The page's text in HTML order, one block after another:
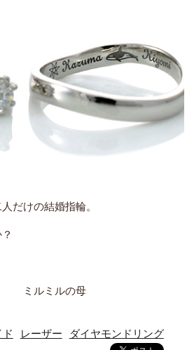
だけの結婚指輪。
の母
レーザー ダイヤモンドリング